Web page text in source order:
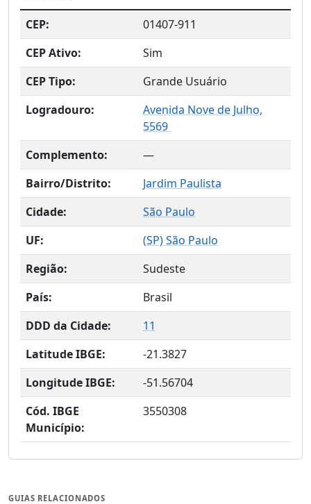
CEP:
01407-911
CEP Ativo:
Sim
CEP Tipo:
Grande Usuário
Logradouro:
Avenida Nove de Julho,
5569
Complemento:
—
Bairro/Distrito:
Jardim Paulista
Cidade:
São Paulo
UF:
(SP) São Paulo
Região:
Sudeste
País:
Brasil
DDD da Cidade:
11
Latitude IBGE:
-21.3827
Longitude IBGE:
-51.56704
Cód. IBGE
Município:
3550308
GUIAS RELACIONADOS